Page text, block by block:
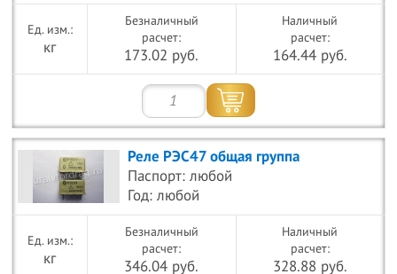
кг
Безналичный
расчет:
173.02 руб.
Наличный
расчет:
164.44 руб.
Реле РЭС47 общая группа
Паспорт: любой
Год: любой
кг
Безналичный
расчет:
346.04 руб.
Наличный
расчет:
328.88 руб.